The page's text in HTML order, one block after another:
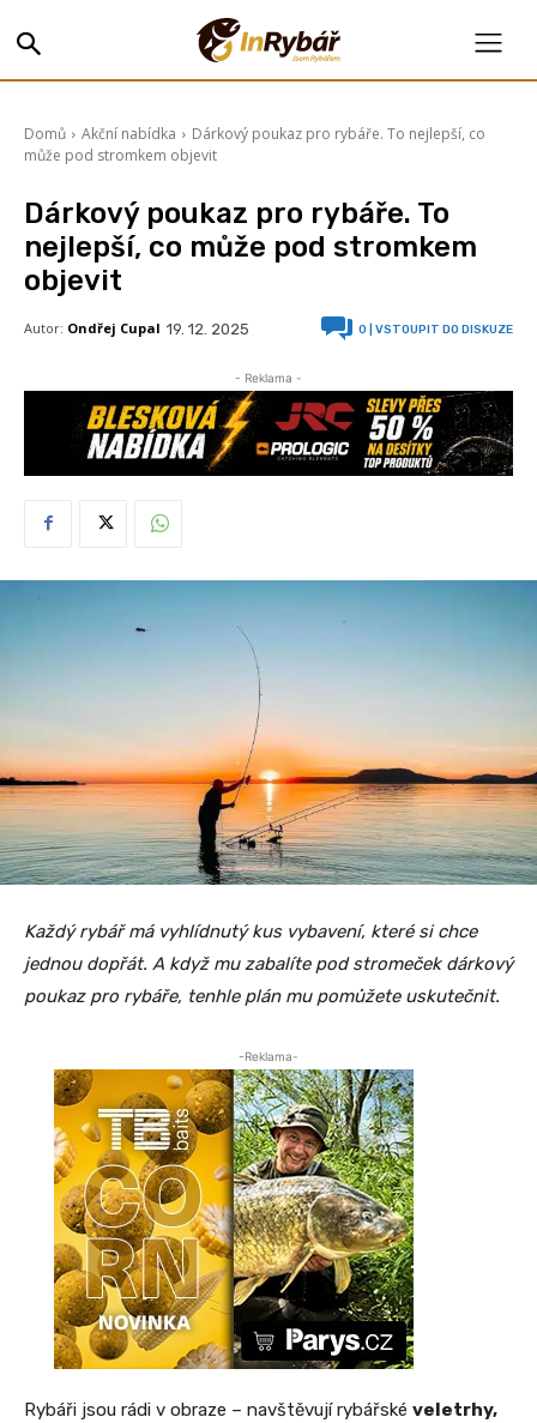
Domů Akční nabídka
Dárkový poukaz pro rybáře. To nejlepší, co
může pod stromkem objevit
Dárkový poukaz pro rybáře. To
nejlepší, co může pod stromkem
objevit
Autor: Ondřej Cupal 19. 12. 2025 0 | VSTOUPIT DO DISKUZE
- Reklama -
Každý rybář má vyhlídnutý kus vybavení, které si chce
jednou dopřát. A když mu zabalíte pod stromeček dárkový
poukaz pro rybáře, tenhle plán mu pomůžete uskutečnit.
-Reklama-
Rybáři jsou rádi v obraze – navštěvují rybářské veletrhy,